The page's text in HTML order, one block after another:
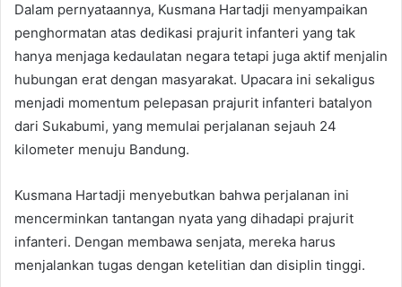
Dalam pernyataannya, Kusmana Hartadji menyampaikan
penghormatan atas dedikasi prajurit infanteri yang tak
hanya menjaga kedaulatan negara tetapi juga aktif menjalin
hubungan erat dengan masyarakat. Upacara ini sekaligus
menjadi momentum pelepasan prajurit infanteri batalyon
dari Sukabumi, yang memulai perjalanan sejauh 24
kilometer menuju Bandung.
Kusmana Hartadji menyebutkan bahwa perjalanan ini
mencerminkan tantangan nyata yang dihadapi prajurit
infanteri. Dengan membawa senjata, mereka harus
menjalankan tugas dengan ketelitian dan disiplin tinggi.